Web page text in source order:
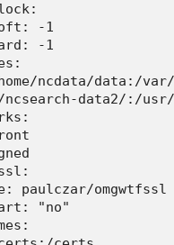
-1
-1
ncdata/data:/
ncsearch-data2/:/
paulczar/omgwtfssl
"no"